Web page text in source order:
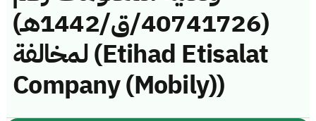
(40741726/ق/1442هـ)
لمخالفة (Etihad Etisalat
Company (Mobily))